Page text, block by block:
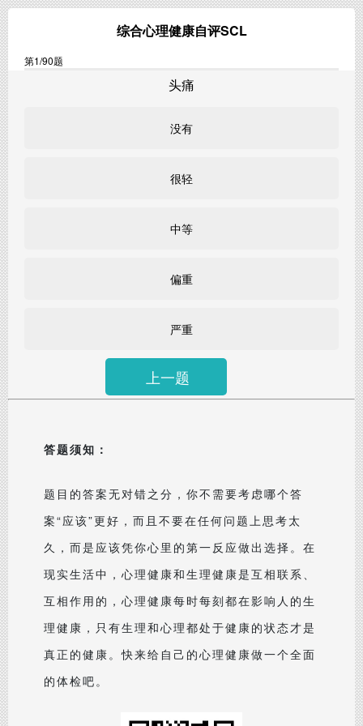
综合心理健康自评SCL
第1/90题
头痛
没有
很轻
中等
偏重
严重
上一题
答题须知：
题目的答案无对错之分，你不需要考虑哪个答
案“应该”更好，而且不要在任何问题上思考太
久，而是应该凭你心里的第一反应做出选择。在
现实生活中，心理健康和生理健康是互相联系、
互相作用的，心理健康每时每刻都在影响人的生
理健康，只有生理和心理都处于健康的状态才是
真正的健康。快来给自己的心理健康做一个全面
的体检吧。